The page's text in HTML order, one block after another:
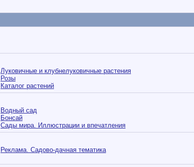
Луковичные и клубнелуковичные растения
Розы
Каталог растений
Водный сад
Бонсай
Сады мира. Иллюстрации и впечатления
Реклама. Садово-дачная тематика